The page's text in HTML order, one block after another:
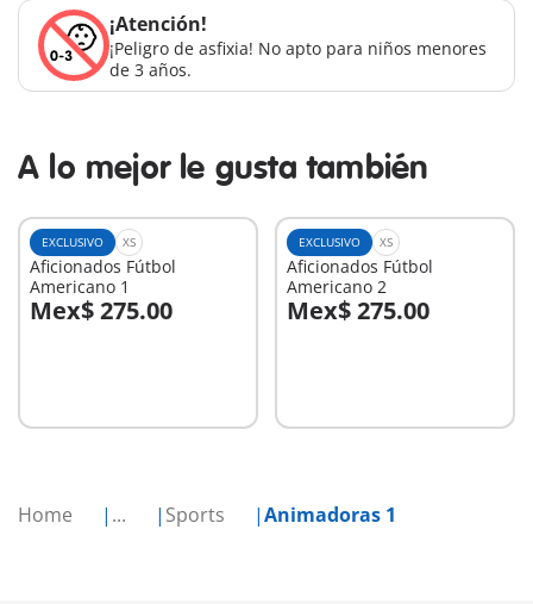
Home ... Sports Animadoras 1
¡Atención!
¡Peligro de asfixia! No apto para niños menores
de 3 años.
A lo mejor le gusta también
EXCLUSIVO XS
Aficionados Fútbol
Americano 1
Mex$ 275.00
A la cesta
EXCLUSIVO XS
Aficionados Fútbol
Americano 2
Mex$ 275.00
A la cesta